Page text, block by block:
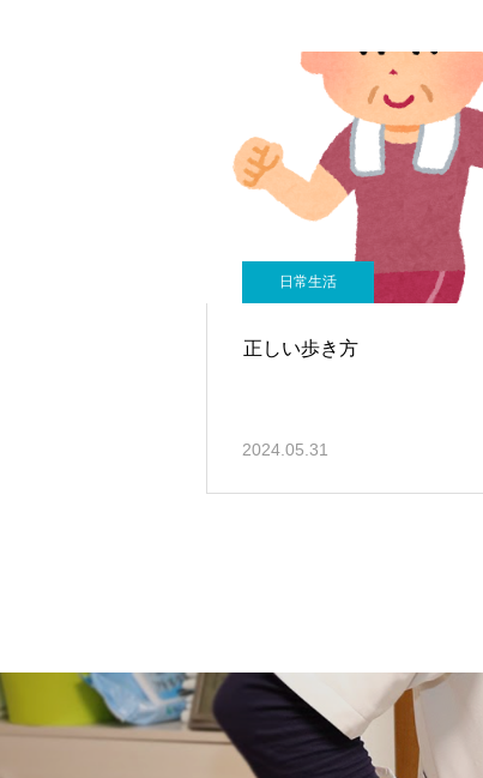
日常生活
正しい歩き方
2024.05.31